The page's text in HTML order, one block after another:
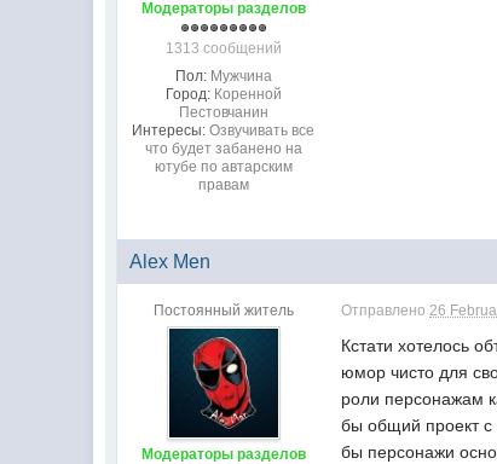
Модераторы разделов
1313 сообщений
Пол: Мужчина
Город: Коренной
Пестовчанин
Интересы: Озвучивать все
что будет забанено на
ютубе по автарским
правам
Alex Men
Постоянный житель
Модераторы разделов
Отправлено26
Кстати хотелось
юмор чисто для
роли персонажам
бы общий проект с
бы персонажи